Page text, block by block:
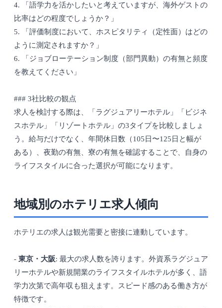
4. 「語学力を活かしたいと考えていますが、海外ゲストの
比率はどの程度でしょうか？」
5. 「評価制度において、ホスピタリティ（定性面）はどの
ように測定されますか？」
6. 「ジョブローテーション制度（部門異動）の有無と頻度
を教えてください」
### 3社比較の観点
求人を検討する際は、「ラグジュアリーホテル」「ビジネ
スホテル」「リゾートホテル」の3タイプを比較しましょ
う。給与だけでなく、年間休日数（105日〜125日と幅が
ある）、夜勤の有無、寮の有無を確認することで、自身の
ライフスタイルに合った選択が可能になります。
地域別のホテリエ求人傾向
ホテリエの求人は観光需要と密接に連動しています。
- 東京・大阪: 最大の求人数を誇ります。外資系ラグジュア
リーホテルや新規開業のライフスタイルホテルが多く、語
学力次第で高年収も狙えます。スピード感のある働き方が
特徴です。